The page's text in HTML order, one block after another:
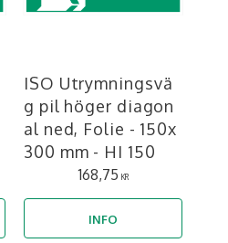
ISO Utrymningsvä
g pil höger diagon
al ned, Folie - 150x
300 mm - HI 150
168,75 KR
INFO